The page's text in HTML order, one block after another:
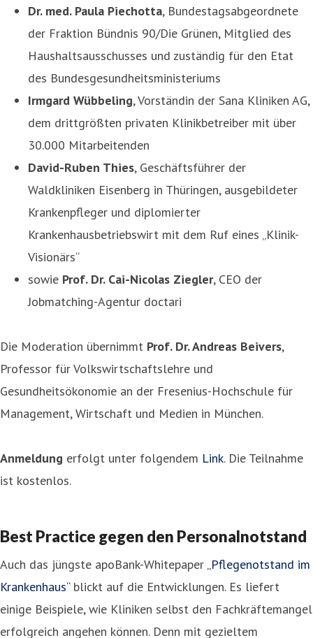
Dr. med. Paula Piechotta, Bundestagsabgeordnete
der Fraktion Bündnis 90/Die Grünen, Mitglied des
Haushaltsausschusses und zuständig für den Etat
des Bundesgesundheitsministeriums
Irmgard Wübbeling, Vorständin der Sana Kliniken AG,
dem drittgrößten privaten Klinikbetreiber mit über
30.000 Mitarbeitenden
David-Ruben Thies, Geschäftsführer der
Waldkliniken Eisenberg in Thüringen, ausgebildeter
Krankenpfleger und diplomierter
Krankenhausbetriebswirt mit dem Ruf eines „Klinik-
Visionärs“
sowie Prof. Dr. Cai-Nicolas Ziegler, CEO der
Jobmatching-Agentur doctari
Die Moderation übernimmt Prof. Dr. Andreas Beivers,
Professor für Volkswirtschaftslehre und
Gesundheitsökonomie an der Fresenius-Hochschule für
Management, Wirtschaft und Medien in München.
Anmeldung erfolgt unter folgendem Link. Die Teilnahme
ist kostenlos.
Best Practice gegen den Personalnotstand
Auch das jüngste apoBank-Whitepaper „Pflegenotstand im
Krankenhaus“blickt auf die Entwicklungen. Es liefert
einige Beispiele, wie Kliniken selbst den Fachkräftemangel
erfolgreich angehen können. Denn mit gezieltem